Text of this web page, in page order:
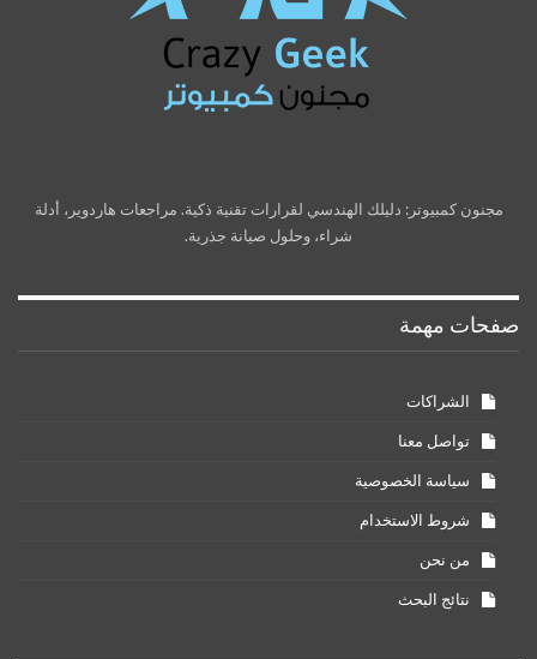
مجنون كمبيوتر: دليلك الهندسي لقرارات تقنية ذكية. مراجعات هاردوير، أدلة
شراء، وحلول صيانة جذرية.
صفحات مهمة
الشراكات
تواصل معنا
سياسة الخصوصية
شروط الاستخدام
من نحن
نتائج البحث